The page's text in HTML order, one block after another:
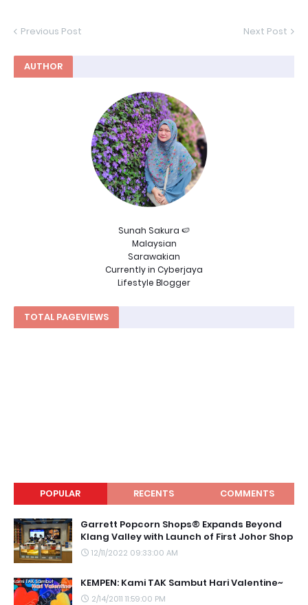
Previous Post Next Post
AUTHOR
Sunah Sakura 🍉
Malaysian
Sarawakian
Currently in Cyberjaya
Lifestyle Blogger
TOTAL PAGEVIEWS
POPULAR RECENTS COMMENTS
Garrett Popcorn Shops® Expands Beyond
Klang Valley with Launch of First Johor Shop
12/11/2022 09:33:00 AM
KEMPEN: Kami TAK Sambut Hari Valentine~
2/14/2011 11:59:00 PM